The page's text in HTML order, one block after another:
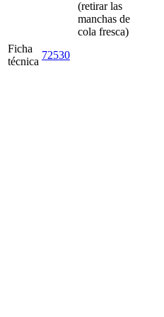
(retirar las
manchas de
cola fresca)
Ficha
técnica
72530